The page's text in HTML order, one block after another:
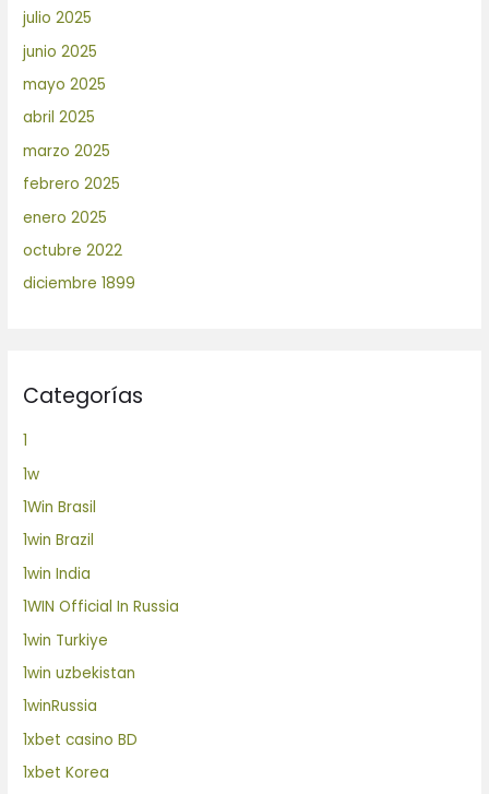
julio 2025
junio 2025
mayo 2025
abril 2025
marzo 2025
febrero 2025
enero 2025
octubre 2022
diciembre 1899
Categorías
1
1w
1Win Brasil
1win Brazil
1win India
1WIN Official In Russia
1win Turkiye
1win uzbekistan
1winRussia
1xbet casino BD
1xbet Korea